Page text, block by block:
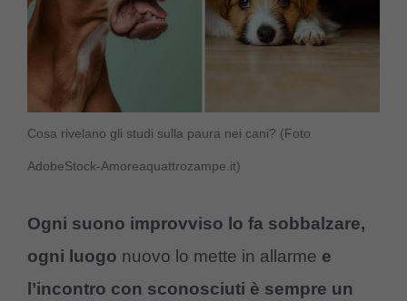
Cosa rivelano gli studi sulla paura nei cani? (Foto
AdobeStock-Amoreaquattrozampe.it)
Ogni suono improvviso lo fa sobbalzare,
ogni luogo nuovo lo mette in allarme e
l’incontro con sconosciuti è sempre un